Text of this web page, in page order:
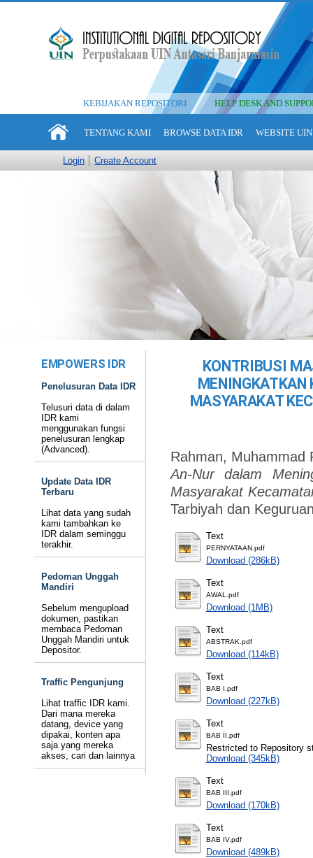
KEBIJAKAN REPOSITORI HELP DESK AND
TENTANG KAMI BROWSE DATA IDR WEBSITE
Login Create Account
EMPOWERS IDR
Penelusuran Data IDR
Telusuri data di dalam
IDR kami
menggunakan fungsi
penelusuran lengkap
(Advanced).
Update Data IDR
Terbaru
Lihat data yang sudah
kami tambahkan ke
IDR dalam seminggu
terakhir.
Pedoman Unggah
Mandiri
Sebelum mengupload
dokumen, pastikan
membaca Pedoman
Unggah Mandiri untuk
Depositor.
Traffic Pengunjung
Lihat traffic IDR kami.
Dari mana mereka
datang, device yang
dipakai, konten apa
saja yang mereka
akses, cari dan lainnya
KONTRIBUSI
MASYARAKAT
Rahman, Muhammad
An-Nur dalam
Masyarakat
Tarbiyah dan
Text
PERNYATAAN.pdf
Download (286kB)
Text
AWAL.pdf
Download (1MB)
Text
ABSTRAK.pdf
Download (114kB)
Text
BAB I.pdf
Download (227kB)
Text
BAB II.pdf
Restricted to Repository
Download (345kB)
Text
BAB III.pdf
Download (170kB)
Text
BAB IV.pdf
Download (489kB)